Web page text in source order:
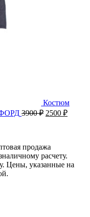
Костюм
3900₽ 2500 ₽
продажа
расчету.
Цены, указанные на